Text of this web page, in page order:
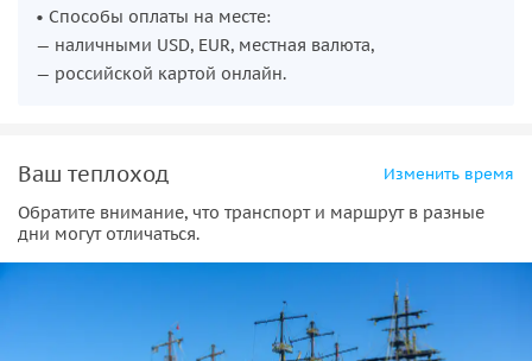
• Способы оплаты на месте:
— наличными USD, EUR, местная валюта,
— российской картой онлайн.
Ваш теплоход Изменить время
Обратите внимание, что транспорт и маршрут в разные
дни могут отличаться.